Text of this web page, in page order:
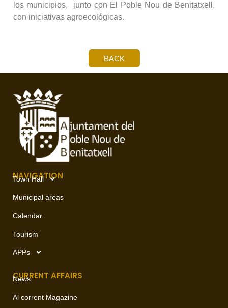
los municipios, junto con El Poble Nou de Benitatxell,
con iniciativas agroecológicas.
BACK
NAVIGATION
Town Hall
Municipal areas
Calendar
Tourism
APPs
CURRENT AFFAIRS
News
Al corrent Magazine